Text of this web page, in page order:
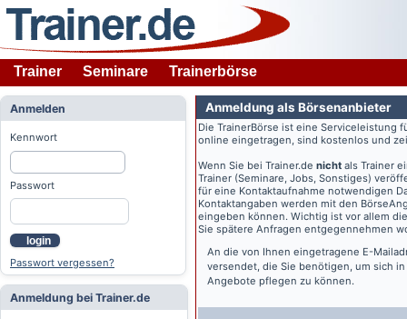
Trainer Seminare Trainerbörse
Anmelden
Kennwort
Passwort
login
Passwort vergessen?
Anmeldung bei Trainer.de
Anmeldung als Börsenanbieter
Die TrainerBörse ist eine Serviceleistung
online eingetragen, sind kostenlos und
Wenn Sie bei Trainer.de nicht als Trainer
Trainer (Seminare, Jobs, Sonstiges)
für eine Kontaktaufnahme notwendigen
Kontaktangaben werden mit den
eingeben können. Wichtig ist vor allem
Sie spätere Anfragen entgegennehmen
An die von Ihnen eingetragene E-
versendet, die Sie benötigen, um sich
Angebote pflegen zu können.